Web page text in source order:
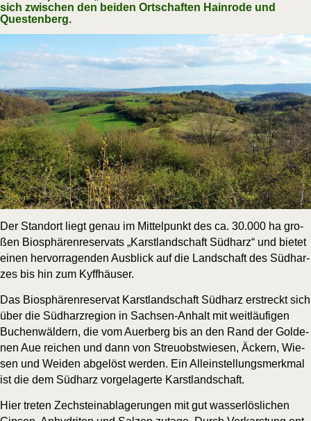
sich zwischen den beiden Ortschaften Hainrode und
Questenberg.
Der Stand­ort liegt genau im Mit­tel­punkt des ca. 30.000 ha gro­
ßen Bio­sphä­ren­re­ser­vats „Karst­land­schaft Süd­harz“ und bie­tet
einen her­vor­ra­gen­den Aus­blick auf die Land­schaft des Süd­har­
zes bis hin zum Kyffhäuser.
Das Bio­sphä­ren­re­ser­vat Karst­land­schaft Süd­harz erstreckt sich
über die Süd­harz­re­gi­on in Sach­sen-Anhalt mit weit­läu­fi­gen
Buchen­wäl­dern, die vom Auer­berg bis an den Rand der Gol­de­
nen Aue rei­chen und dann von Streu­obst­wie­sen, Äckern, Wie­
sen und Wei­den abge­löst wer­den. Ein Allein­stel­lungs­merk­mal
ist die dem Süd­harz vor­ge­la­ger­te Karstlandschaft.
Hier tre­ten Zech­stein­ab­la­ge­run­gen mit gut was­ser­lös­li­chen